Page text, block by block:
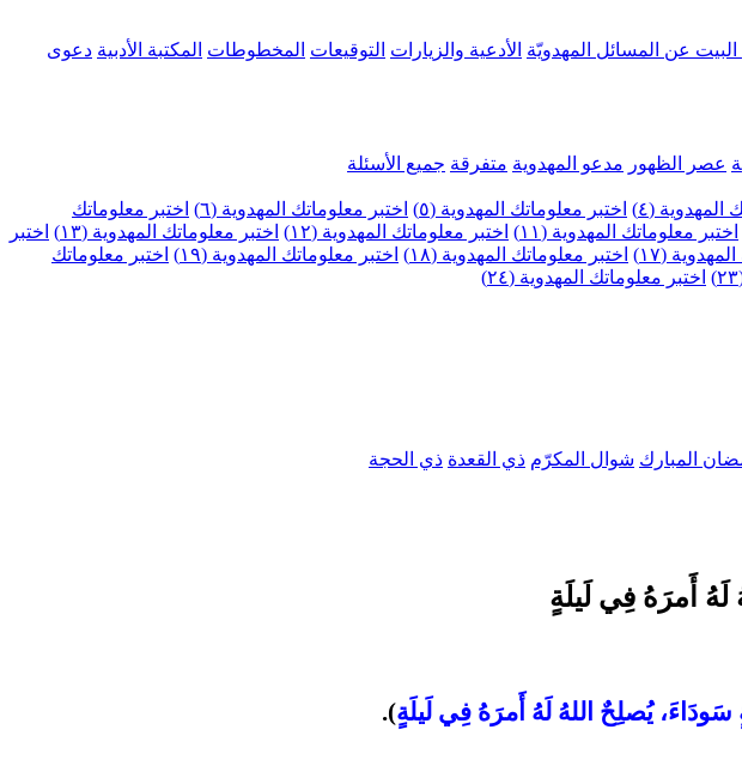
البيت عن المسائل المهدويّة الأدعية والزيارات التوقيعات المخطوطات المكتبة الأدبية دعوى
عصر الظهور مدعو المهدوية متفرقة جميع الأسئلة
المهدوية (٤) اختبر معلوماتك المهدوية (٥) اختبر معلوماتك المهدوية (٦)
اختبر معلوماتك
اختبر معلوماتك المهدوية (١١) اختبر معلوماتك المهدوية (١٢) اختبر معلوماتك المهدوية (١٣)
اختبر
(١٧) اختبر معلوماتك المهدوية (١٨) اختبر معلوماتك المهدوية (١٩)
اختبر معلوماتك
اختبر معلوماتك المهدوية (٢٤)
المبارك شوال المكرّم ذي القعدة ذي الحجة
يُصلِحٌ اللهُ لَهُ أَمرَهُ فِي لَيلَةٍ).